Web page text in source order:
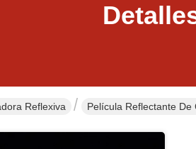
Reflexiva Película Reflectante